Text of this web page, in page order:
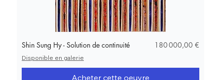
Shin Sung Hy - Solution de continuité Prix
180 000,00 €
Disponible en galerie
Acheter cette oeuvre